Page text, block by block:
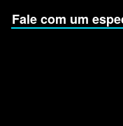
Fale com um